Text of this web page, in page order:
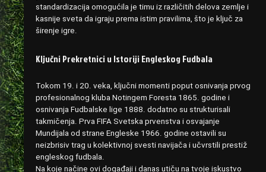
standardizacija omogućila je timu iz različitih delova zemlje i
kasnije sveta da igraju prema istim pravilima, što je ključ za
širenje igre.
Ključni Prekretnici u Istoriji Engleskog Fudbala
Tokom 19. i 20. veka, ključni momenti poput osnivanja prvog
profesionalnog kluba Notingem Foresta 1865. godine i
osnivanja Fudbalske lige 1888. dodatno su strukturisali
takmičenja. Prva FIFA Svetska prvenstva i osvajanje
Mundijala od strane Engleske 1966. godine ostavili su
neizbrisiv trag u kolektivnoj svesti navijača i učvrstili prestiž
engleskog fudbala.
Na koje načine ovi događaji i danas utiču na tvoje iskustvo